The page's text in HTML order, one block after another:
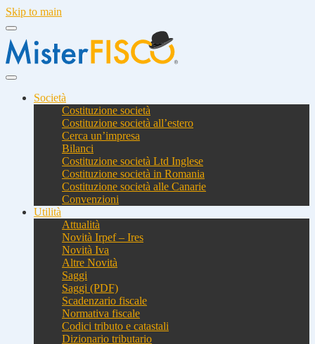
Skip to main
Società
Costituzione società
Costituzione società all’estero
Cerca un’impresa
Bilanci
Costituzione società Ltd Inglese
Costituzione società in Romania
Costituzione società alle Canarie
Convenzioni
Utilità
Attualità
Novità Irpef – Ires
Novità Iva
Altre Novità
Saggi
Saggi (PDF)
Scadenzario fiscale
Normativa fiscale
Codici tributo e catastali
Dizionario tributario